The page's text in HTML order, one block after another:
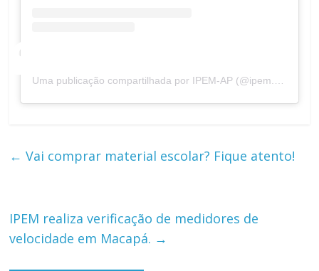
Uma publicação compartilhada por IPEM-AP (@ipem.ap)
← Vai comprar material escolar? Fique atento!
IPEM realiza verificação de medidores de
velocidade em Macapá. →